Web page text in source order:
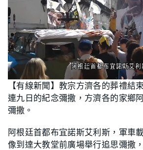
U
n
m
t
e
o
a
d
e
d
5
5
%
【有線新聞】教宗方濟各的葬禮結
連九日的紀念彌撒，方濟各的家鄉
彌撒。
阿根廷首都布宜諾斯艾利斯，軍車
像到達大教堂前廣場舉行追思彌撒